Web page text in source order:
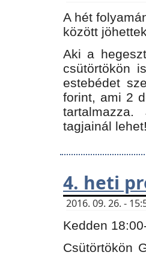
A hét
között
Aki a
csütörtökön
estebédet
forint, ami 2
tartalmazza.
tagjainál
4. heti
2016. 09. 26. -
Kedden
Csütörtökön